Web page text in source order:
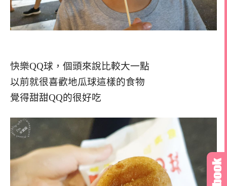
快樂QQ球，個頭來說比較大一點
以前就很喜歡地瓜球這樣的食物
覺得甜甜QQ的很好吃